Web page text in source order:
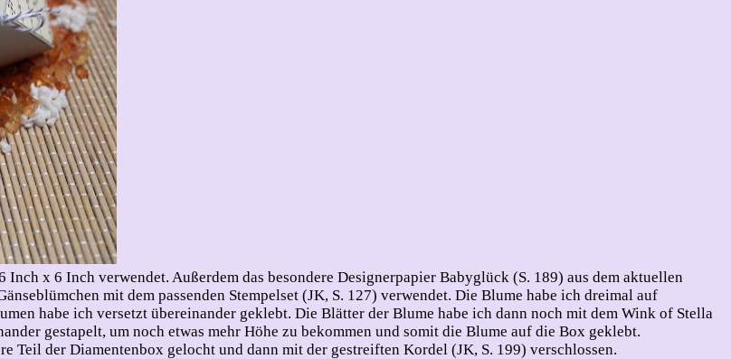
x 6 Inch verwendet. Außerdem das besondere Designerpapier Babyglück (S. 189) aus dem aktuellen
mit dem passenden Stempelset (JK, S. 127) verwendet. Die Blume habe ich dreimal auf
habe ich versetzt übereinander geklebt. Die Blätter der Blume habe ich dann noch mit dem Wink of Stella
gestapelt, um noch etwas mehr Höhe zu bekommen und somit die Blume auf die Box geklebt.
Teil der Diamentenbox gelocht und dann mit der gestreiften Kordel (JK, S. 199) verschlossen.